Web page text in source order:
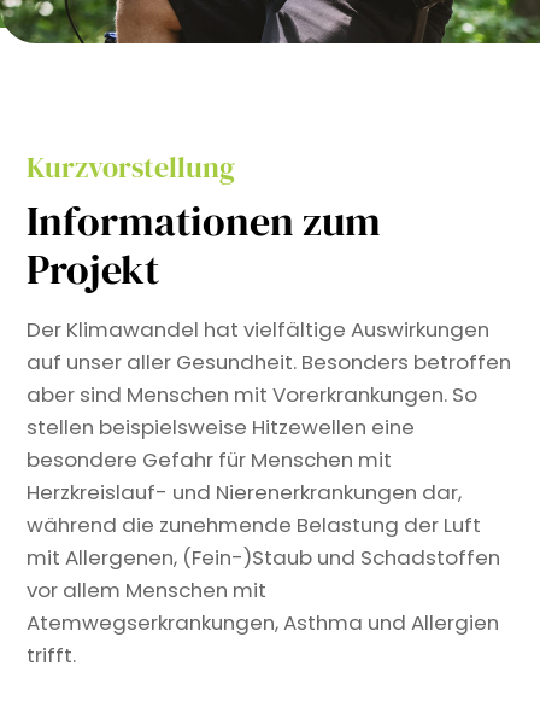
Kurzvorstellung
Informationen zum
Projekt
Der Klimawandel hat vielfältige Auswirkungen
auf unser aller Gesundheit. Besonders betroffen
aber sind Menschen mit Vorerkrankungen. So
stellen beispielsweise Hitzewellen eine
besondere Gefahr für Menschen mit
Herzkreislauf- und Nierenerkrankungen dar,
während die zunehmende Belastung der Luft
mit Allergenen, (Fein-)Staub und Schadstoffen
vor allem Menschen mit
Atemwegserkrankungen, Asthma und Allergien
trifft.